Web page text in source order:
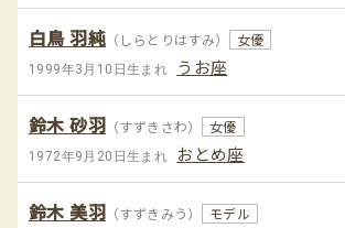
白鳥 羽純 （しらとりはすみ） 女優
1999年3月10日生まれ うお座
鈴木 砂羽 （すずきさわ） 女優
1972年9月20日生まれ おとめ座
鈴木 美羽 （すずきみう） モデル